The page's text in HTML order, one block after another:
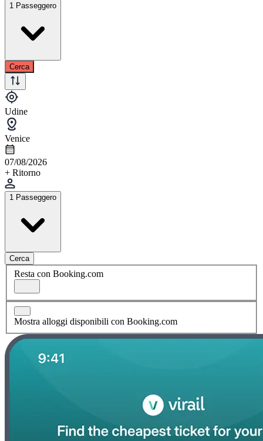
1 Passeggero
Cerca
Udine
Venice
07/08/2026
+ Ritorno
1 Passeggero
Cerca
Resta con Booking.com
Mostra alloggi disponibili con Booking.com